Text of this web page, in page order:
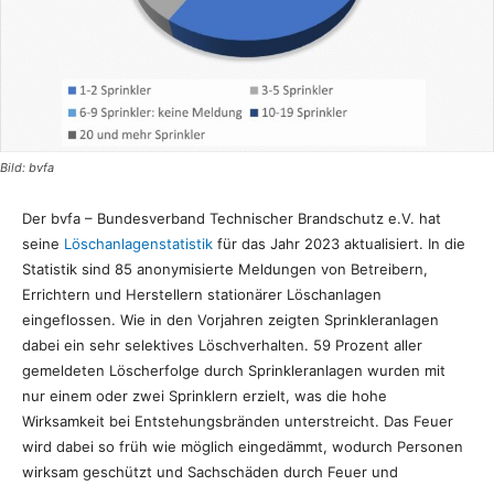
Bild: bvfa
Der bvfa – Bundesverband Technischer Brandschutz e.V. hat
seine Löschanlagenstatistik für das Jahr 2023 aktualisiert. In die
Statistik sind 85 anonymisierte Meldungen von Betreibern,
Errichtern und Herstellern stationärer Löschanlagen
eingeflossen. Wie in den Vorjahren zeigten Sprinkleranlagen
dabei ein sehr selektives Löschverhalten. 59 Prozent aller
gemeldeten Löscherfolge durch Sprinkleranlagen wurden mit
nur einem oder zwei Sprinklern erzielt, was die hohe
Wirksamkeit bei Entstehungsbränden unterstreicht. Das Feuer
wird dabei so früh wie möglich eingedämmt, wodurch Personen
wirksam geschützt und Sachschäden durch Feuer und